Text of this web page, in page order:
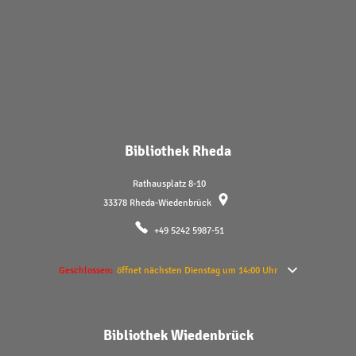
Bibliothek Rheda
Rathausplatz 8-10
33378 Rheda-Wiedenbrück
+49 5242 5987-51
Klicken, um weitere Öffnungs- oder Schließzeiten auszublenden
Geschlossen: öffnet nächsten Dienstag um 14:00 Uhr
Bibliothek Wiedenbrück